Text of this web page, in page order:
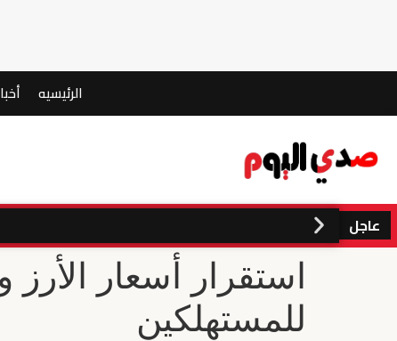
الرئيسيه
عاجل
استقرار أسعار
للمستهلكين